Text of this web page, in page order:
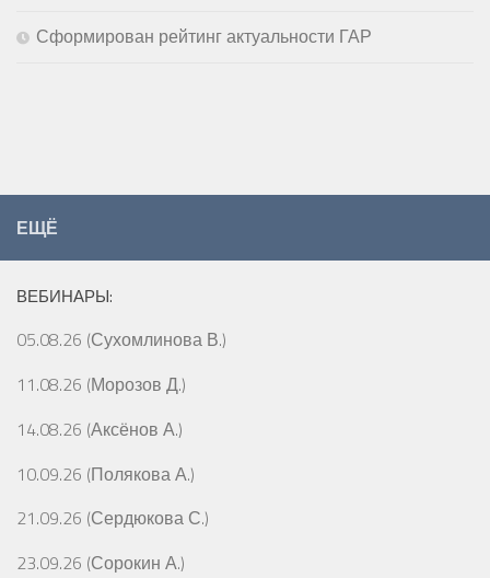
Сформирован рейтинг актуальности ГАР
ЕЩЁ
ВЕБИНАРЫ:
05.08.26 (Сухомлинова В.)
11.08.26 (Морозов Д.)
14.08.26 (Аксёнов А.)
10.09.26 (Полякова А.)
21.09.26 (Сердюкова С.)
23.09.26 (Сорокин А.)